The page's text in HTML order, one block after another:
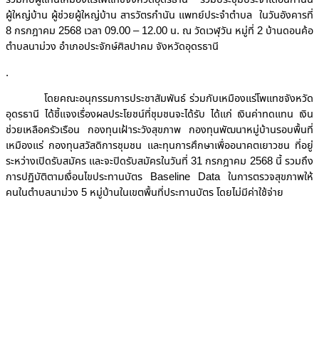
ผู้ใหญ่บ้าน ผู้ช่วยผู้ใหญ่บ้าน สารวัตรกำนัน แพทย์ประจำตำบล ในวันอังคารที่
8 กรกฎาคม 2568 เวลา 09.00 – 12.00 น. ณ วัดเวฬุวัน หมู่ที่ 2 บ้านดอนค้อ
ตำบลนาม่วง อำเภอประจักษ์ศิลปาคม จังหวัดอุดรธานี
.
โดยคณะอนุกรรมการประชาสัมพันธ์ ร่วมกับเหมืองแร่โพแทชจังหวัด
อุดรธานี ได้ชี้แจงเรื่องผลประโยชน์ที่ชุมชนจะได้รับ ได้แก่ เงินค่าทดแทน เงิน
ช่วยเหลือครัวเรือน กองทุนเฝ้าระวังสุขภาพ กองทุนพัฒนาหมู่บ้านรอบพื้นที่
เหมืองแร่ กองทุนสวัสดิการชุมชน และทุนการศึกษาเพื่ออนาคตเยาวชน ที่อยู่
ระหว่างเปิดรับสมัคร และจะปิดรับสมัครในวันที่ 31 กรกฎาคม 2568 นี้ รวมถึง
การปฏิบัติตามเงื่อนไขประทานบัตร Baseline Data ในการตรวจสุขภาพให้
คนในตำบลนาม่วง 5 หมู่บ้านในเขตพื้นที่ประทานบัตร โดยไม่มีค่าใช้จ่าย